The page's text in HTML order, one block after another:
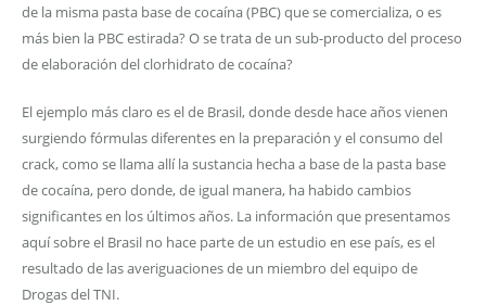
de la misma pasta base de cocaína (PBC) que se comercializa, o es
más bien la PBC estirada? O se trata de un sub-producto del proceso
de elaboración del clorhidrato de cocaína?
El ejemplo más claro es el de Brasil, donde desde hace años vienen
surgiendo fórmulas diferentes en la preparación y el consumo del
crack, como se llama allí la sustancia hecha a base de la pasta base
de cocaína, pero donde, de igual manera, ha habido cambios
significantes en los últimos años. La información que presentamos
aquí sobre el Brasil no hace parte de un estudio en ese país, es el
resultado de las averiguaciones de un miembro del equipo de
Drogas del TNI.